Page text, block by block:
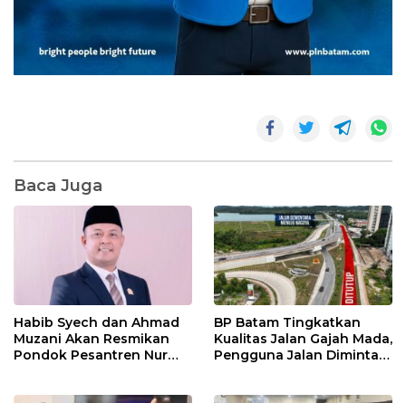
Baca Juga
Habib Syech dan Ahmad
Muzani Akan Resmikan
Pondok Pesantren Nur
BP Batam Tingkatkan
Kualitas Jalan Gajah Mada,
Pengguna Jalan Diminta